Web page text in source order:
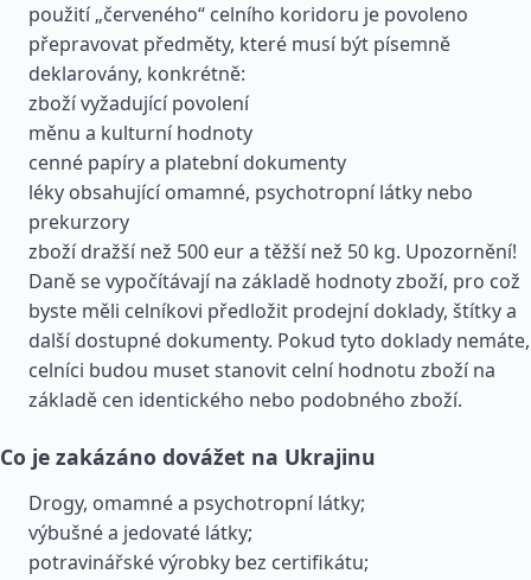
použití „červeného“ celního koridoru je povoleno
přepravovat předměty, které musí být písemně
deklarovány, konkrétně:
zboží vyžadující povolení
měnu a kulturní hodnoty
cenné papíry a platební dokumenty
léky obsahující omamné, psychotropní látky nebo
prekurzory
zboží dražší než 500 eur a těžší než 50 kg. Upozornění!
Daně se vypočítávají na základě hodnoty zboží, pro což
byste měli celníkovi předložit prodejní doklady, štítky a
další dostupné dokumenty. Pokud tyto doklady nemáte,
celníci budou muset stanovit celní hodnotu zboží na
základě cen identického nebo podobného zboží.
Co je zakázáno dovážet na Ukrajinu
Drogy, omamné a psychotropní látky;
výbušné a jedovaté látky;
potravinářské výrobky bez certifikátu;